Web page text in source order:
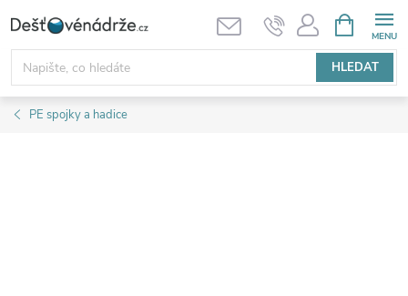
na
obsah
HLEDAT
NÁKUPNÍ
KOŠÍK
PE spojky a hadice